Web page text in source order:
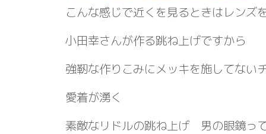
こんな感じで近くを見るときはレンズ
小田幸さんが作る跳ね上げですから
強靭な作りこみにメッキを施してな
愛着が湧く
素敵なリドルの跳ね上げ 男の眼鏡っ